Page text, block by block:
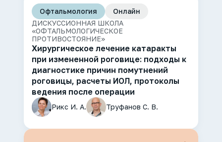
Офтальмология
Онлайн
ДИСКУССИОННАЯ ШКОЛА
«ОФТАЛЬМОЛОГИЧЕСКОЕ
ПРОТИВОСТОЯНИЕ»
Хирургическое лечение катаракты
при измененной роговице: подходы к
диагностике причин помутнений
роговицы, расчеты ИОЛ, протоколы
ведения после операции
Рикс И. А. Труфанов С. В.